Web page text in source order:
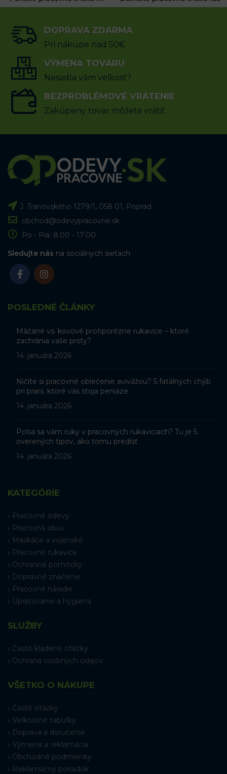
9.83€ s DPH
VÝBER MOŽNOSTÍ
DOPRAVA ZDARMA
Pri nákupe nad 50€
VÝMENA TOVARU
Nesadla vám veľkosť?
BEZPROBLÉMOVÉ VRÁTENIE
Zakúpeny tovar môžete vrátiť
J. Tranovského 1279/1, 058 01, Poprad
obchod@odevypracovne.sk
Po - Pia: 8:00 - 17:00
Sledujte nás na sociálnych sieťach
POSLEDNÉ ČLÁNKY
Máčané vs. kovové protiporézne rukavice – ktoré
zachránia vaše prsty?
14. januára 2026
Ničíte si pracovné oblečenie avivážou? 5 fatálnych chýb
pri praní, ktoré vás stoja peniaze
14. januára 2026
Potia sa vám ruky v pracovných rukaviciach? Tu je 5
overených tipov, ako tomu predísť
14. januára 2026
KATEGÓRIE
Pracovné odevy
Pracovná obuv
Maskáče a vojenské
Pracovné rukavice
Ochranné pomôcky
Dopravné značenie
Pracovné náradie
Upratovanie a hygiena
SLUŽBY
Často kladené otázky
Ochrana osobných údajov
VŠETKO O NÁKUPE
Časté otázky
Veľkostné tabuľky
Doprava a doručenie
Výmena a reklamácia
Obchodné podmienky
Reklamačný poriadok